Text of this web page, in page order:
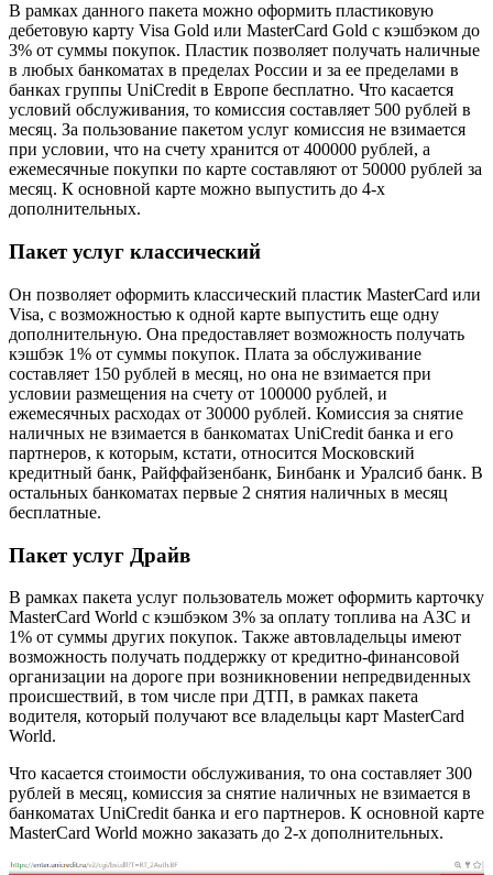
В рамках данного пакета можно оформить пластиковую
дебетовую карту Visa Gold или MasterCard Gold с кэшбэком до
3% от суммы покупок. Пластик позволяет получать наличные
в любых банкоматах в пределах России и за ее пределами в
банках группы UniCredit в Европе бесплатно. Что касается
условий обслуживания, то комиссия составляет 500 рублей в
месяц. За пользование пакетом услуг комиссия не взимается
при условии, что на счету хранится от 400000 рублей, а
ежемесячные покупки по карте составляют от 50000 рублей за
месяц. К основной карте можно выпустить до 4-х
дополнительных.
Пакет услуг классический
Он позволяет оформить классический пластик MasterCard или
Visa, с возможностью к одной карте выпустить еще одну
дополнительную. Она предоставляет возможность получать
кэшбэк 1% от суммы покупок. Плата за обслуживание
составляет 150 рублей в месяц, но она не взимается при
условии размещения на счету от 100000 рублей, и
ежемесячных расходах от 30000 рублей. Комиссия за снятие
наличных не взимается в банкоматах UniCredit банка и его
партнеров, к которым, кстати, относится Московский
кредитный банк, Райффайзенбанк, Бинбанк и Уралсиб банк. В
остальных банкоматах первые 2 снятия наличных в месяц
бесплатные.
Пакет услуг Драйв
В рамках пакета услуг пользователь может оформить карточку
MasterCard World с кэшбэком 3% за оплату топлива на АЗС и
1% от суммы других покупок. Также автовладельцы имеют
возможность получать поддержку от кредитно-финансовой
организации на дороге при возникновении непредвиденных
происшествий, в том числе при ДТП, в рамках пакета
водителя, который получают все владельцы карт MasterCard
World.
Что касается стоимости обслуживания, то она составляет 300
рублей в месяц, комиссия за снятие наличных не взимается в
банкоматах UniCredit банка и его партнеров. К основной карте
MasterCard World можно заказать до 2-х дополнительных.